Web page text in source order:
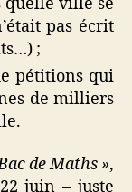
pas écrit
;
pétitions qui
de milliers
de Maths »,
juin – juste